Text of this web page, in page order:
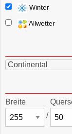
Winter
Allwetter
Continental
Breite
/